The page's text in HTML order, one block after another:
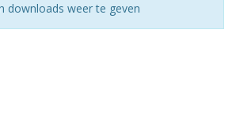
downloads weer te geven